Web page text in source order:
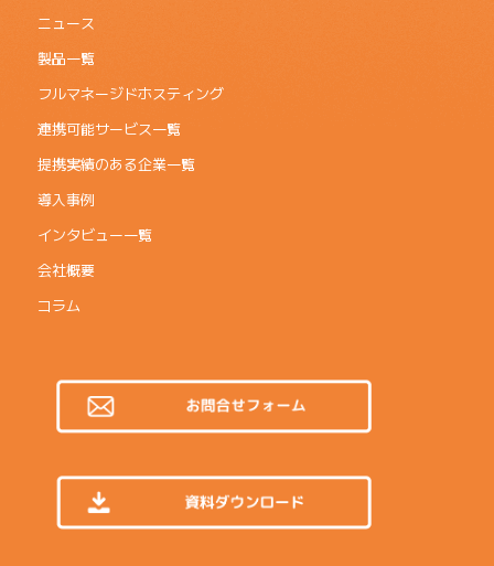
ニュース
製品一覧
フルマネージドホスティング
連携可能サービス一覧
提携実績のある企業一覧
導入事例
インタビュー一覧
会社概要
コラム